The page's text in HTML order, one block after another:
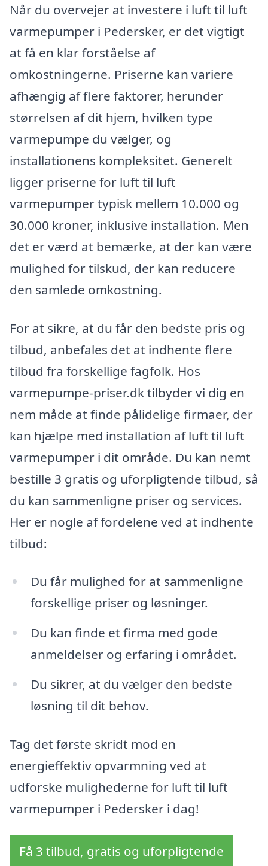
Når du overvejer at investere i luft til luft
varmepumper i Pedersker, er det vigtigt
at få en klar forståelse af
omkostningerne. Priserne kan variere
afhængig af flere faktorer, herunder
størrelsen af dit hjem, hvilken type
varmepumpe du vælger, og
installationens kompleksitet. Generelt
ligger priserne for luft til luft
varmepumper typisk mellem 10.000 og
30.000 kroner, inklusive installation. Men
det er værd at bemærke, at der kan være
mulighed for tilskud, der kan reducere
den samlede omkostning.
For at sikre, at du får den bedste pris og
tilbud, anbefales det at indhente flere
tilbud fra forskellige fagfolk. Hos
varmepumpe-priser.dk tilbyder vi dig en
nem måde at finde pålidelige firmaer, der
kan hjælpe med installation af luft til luft
varmepumper i dit område. Du kan nemt
bestille 3 gratis og uforpligtende tilbud, så
du kan sammenligne priser og services.
Her er nogle af fordelene ved at indhente
tilbud:
Du får mulighed for at sammenligne
forskellige priser og løsninger.
Du kan finde et firma med gode
anmeldelser og erfaring i området.
Du sikrer, at du vælger den bedste
løsning til dit behov.
Tag det første skridt mod en
energieffektiv opvarmning ved at
udforske mulighederne for luft til luft
varmepumper i Pedersker i dag!
Få 3 tilbud, gratis og uforpligtende